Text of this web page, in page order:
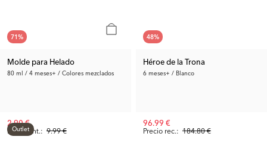
71%
Molde para Helado
80 ml / 4 meses+ / Colores mezclados
Precio ant.: 9.99 €
2.90 €
48%
Héroe de la Trona
6 meses+ / Blanco
Precio rec.: 184.80 €
96.99 €
Outlet